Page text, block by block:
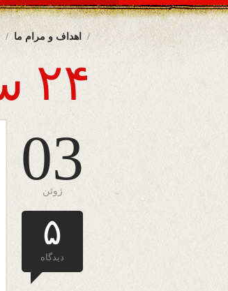
اهداف و مرام ما
۲۴ ساعت
03
ژوئن
۵
دیدگاه